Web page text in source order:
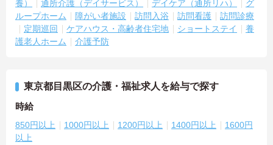
養）
通所介護（デイサービス） デイケア（通所リハ）
グ
ループホーム
障がい者施設 訪問入浴 訪問看護
訪問診療
定期巡回
ケアハウス・高齢者住宅地 ショートステイ
養
護老人ホーム
介護予防
東京都目黒区の介護・福祉求人を給与で探す
時給
850円以上 1000円以上 1200円以上 1400円以上
1600円
以上